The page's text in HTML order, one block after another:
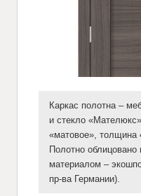
Каркас полотна –
и стекло
«матовое», толщина
Полотно
материалом –
пр-ва Германии).